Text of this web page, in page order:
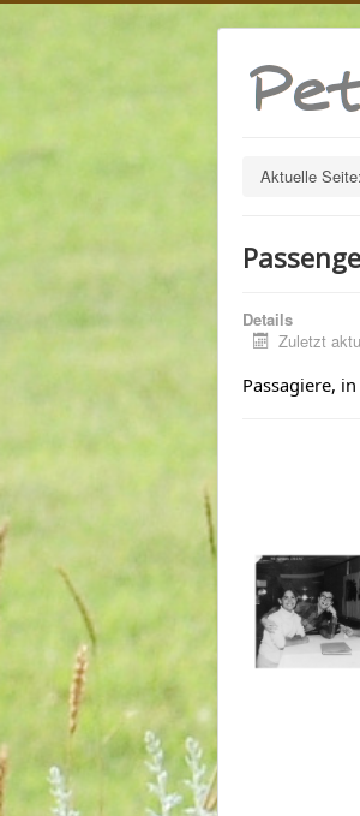
Aktuelle Seite:
Details
Zuletzt
Passagiere,